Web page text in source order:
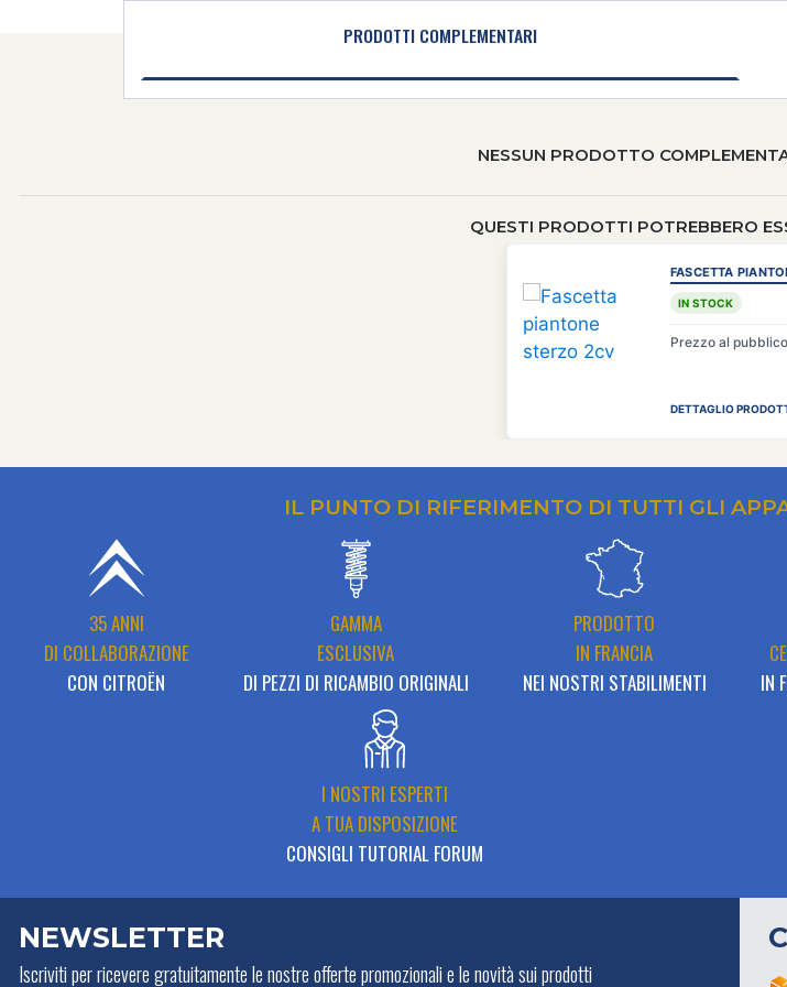
PRODOTTI COMPLEMENTARI
NESSUN PRODOTTO
QUESTI PRODOTTI POTREBBERO
FASCETTA
IN STOCK
Prezzo al pubblico
DETTAGLIO
IL PUNTO DI RIFERIMENTO DI TUTTI GLI
35 ANNI
DI COLLABORAZIONE
CON CITROËN
GAMMA
ESCLUSIVA
DI PEZZI DI RICAMBIO ORIGINALI
PRODOTTO
IN FRANCIA
NEI NOSTRI STABILIMENTI
IN
I NOSTRI ESPERTI
A TUA DISPOSIZIONE
CONSIGLI TUTORIAL FORUM
NEWSLETTER
Iscriviti per ricevere gratuitamentele nostre offerte promozionali e le novità sui prodotti